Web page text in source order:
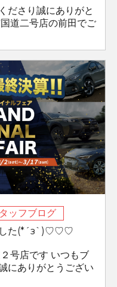
ださり誠にありがと
道二号店の前田でご
ッフブログ
した(*´з`)♡♡♡
号店です いつもブ
にありがとうござい